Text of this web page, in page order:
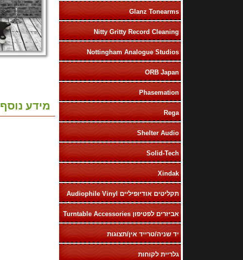
Glanz Tonearms
Nitty Gritty Record Cleaning
Nottingham Analogue Studios
ORB Japan
Phasemation
Rega
Shelter Audio
Solid-Tech
Xindak
תקליטים אודיופיליים Audiophile Vinyl
LP
אביזרים לפטיפון Turntable Accessories
יד שניה/טרייד אין/תצוגות
גלריית לקוחות
מידע נוסף